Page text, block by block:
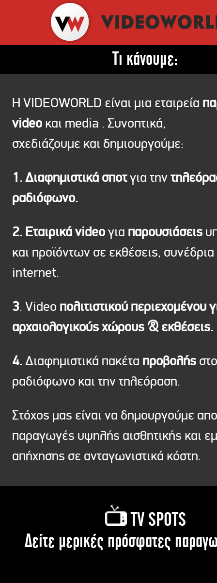
Τι κάνουμε:
Η VIDEOWORLD είναι μια εταιρεία
video και media . Συνοπτικά,
σχεδιάζουμε και δημιουργούμε:
1. Διαφημιστικά σποτγια την
ραδιόφωνο.
2. Εταιρικά videoγια παρουσιάσεις
και προϊόντων σε εκθέσεις, συνέδρια
internet.
3. Video πολιτιστικού περιεχομένου
αρχαιολογικούς χώρους & εκθέσεις.
4.Διαφημιστικά πακέτα προβολής στο
ραδιόφωνο και την τηλεόραση.
Στόχος μας είναι να δημουργούμε
παραγωγές υψηλής αισθητικής και
απήχησης σε ανταγωνιστικά κόστη.
TV SPOTS
Δείτε μερικές πρόσφατες